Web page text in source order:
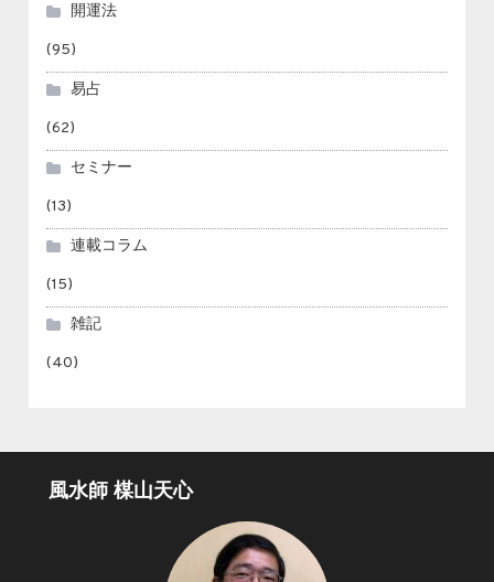
開運法
(95)
易占
(62)
セミナー
(13)
連載コラム
(15)
雑記
(40)
風水師 楳山天心